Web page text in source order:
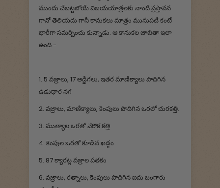
ముందు చేబట్టబోయే విజయయాత్రలకు నాందీ ప్రస్తావన
గానో తెలియదు గానీ కానుకలు మాత్రం మునుపటి కంటే
భారీగా సమర్పించు కున్నాడు. ఆ కానుకల జాబితా ఇలా
ఉంది -
1. 5 వజ్రాలు, 17 అడ్డిగలు, ఇతర మాణిక్యాలు పొదిగిన
ఉడుధార నగ
2. వజ్రాలు, మాణిక్యాలు, కెంపులు పొదిగిన ఒరలో చురకత్తి.
3. ముత్యాల ఒరతో వేరొక కత్తి
4. కెంపుల ఒరతో కూడిన ఖడ్గం
5. 87 క్యారట్ల వజ్రాల పతకం
6. వజ్రాలు, రత్నాలు, కెంపులు పొదిగిన ఐదు బంగారు